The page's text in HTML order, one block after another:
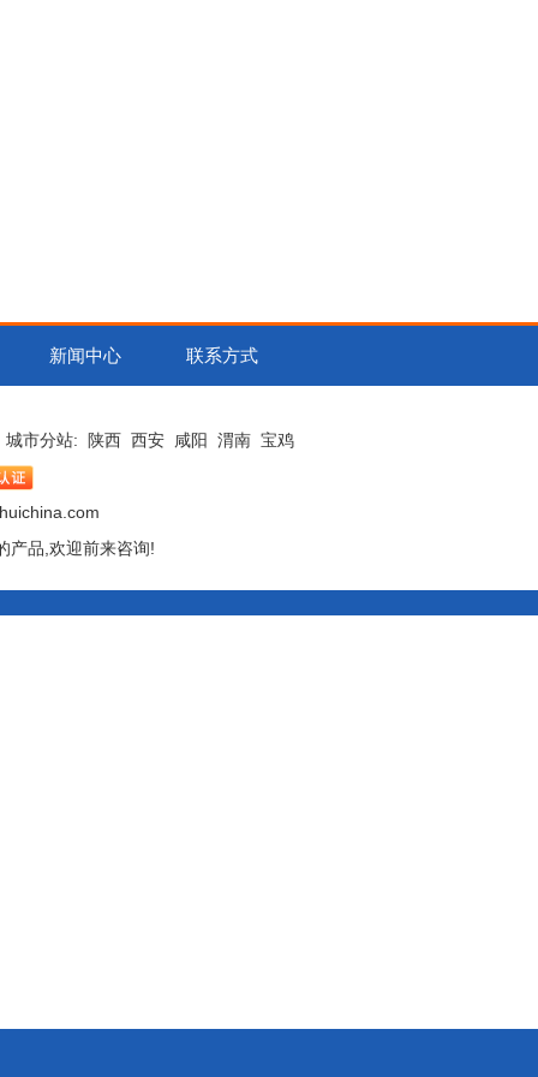
新闻中心 联系方式
城市分站: 陕西 西安 咸阳 渭南 宝鸡
产品,欢迎前来咨询!